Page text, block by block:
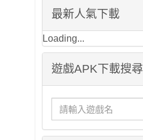
最新人氣下載
Loading...
遊戲APK下載搜尋